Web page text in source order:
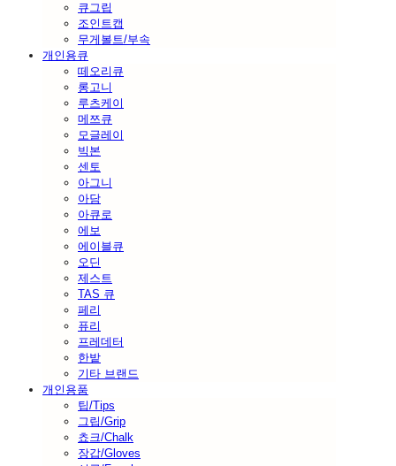
큐그립
조인트캡
무게볼트/부속
개인용큐
떼오리큐
롱고니
루츠케이
메쯔큐
모글레이
빅본
센토
아그니
아담
아큐로
에보
에이블큐
오딘
제스트
TAS 큐
페리
퓨리
프레데터
한밭
기타 브랜드
개인용품
팁/Tips
그립/Grip
쵸크/Chalk
장갑/Gloves